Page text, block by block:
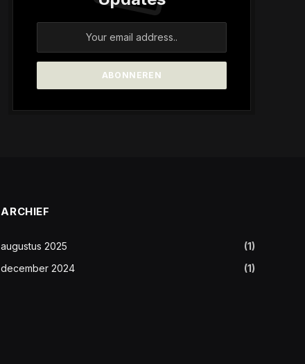
ARCHIEF
augustus 2025
(1)
december 2024
(1)